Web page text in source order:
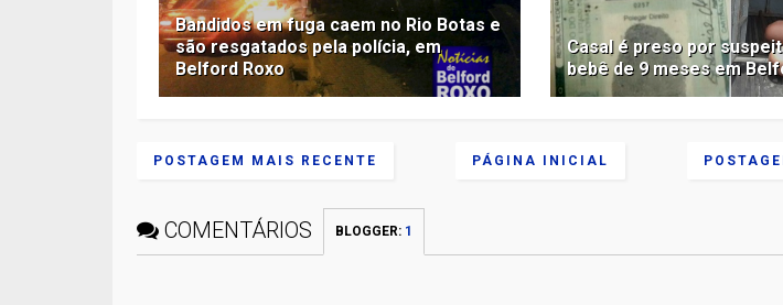
Bandidos em fuga caem no Rio Botas e
são resgatados pela polícia, em
Belford Roxo
Casal é preso por
bebê de 9 meses em
POSTAGEM MAIS RECENTE PÁGINA INICIAL
COMENTÁRIOS BLOGGER: 1